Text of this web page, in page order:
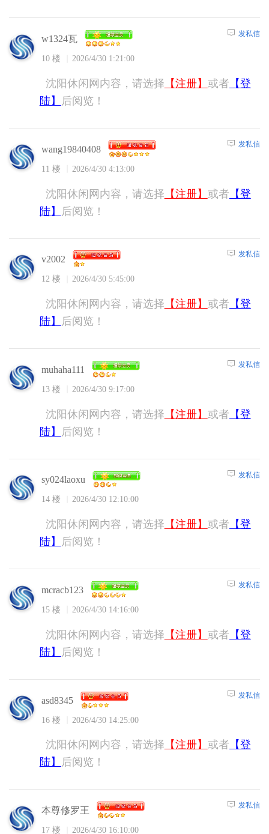
w1324瓦
10 楼 2026/4/30 1:21:00
发私信
沈阳休闲网内容，请选择 【注册】 或者 【登
陆】
后阅览！
wang19840408
11 楼 2026/4/30 4:13:00
发私信
沈阳休闲网内容，请选择 【注册】 或者 【登
陆】
后阅览！
v2002
12 楼 2026/4/30 5:45:00
发私信
沈阳休闲网内容，请选择 【注册】 或者 【登
陆】
后阅览！
muhaha111
13 楼 2026/4/30 9:17:00
发私信
沈阳休闲网内容，请选择 【注册】 或者 【登
陆】
后阅览！
sy024laoxu
14 楼 2026/4/30 12:10:00
发私信
沈阳休闲网内容，请选择 【注册】 或者 【登
陆】
后阅览！
mcracb123
15 楼 2026/4/30 14:16:00
发私信
沈阳休闲网内容，请选择 【注册】 或者 【登
陆】
后阅览！
asd8345
16 楼 2026/4/30 14:25:00
发私信
沈阳休闲网内容，请选择 【注册】 或者 【登
陆】
后阅览！
本尊修罗王
17 楼 2026/4/30 16:10:00
发私信